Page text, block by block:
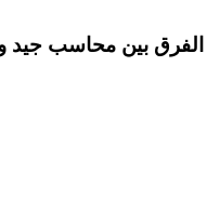
الفرق بين محاسب جيد